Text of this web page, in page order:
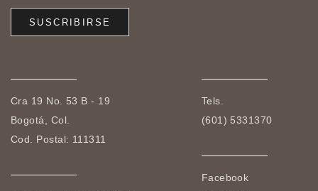
Cra 19 No. 53 B - 19
Bogotá, Col.
Cod. Postal: 111311
Tels.
(601) 5331370
Facebook